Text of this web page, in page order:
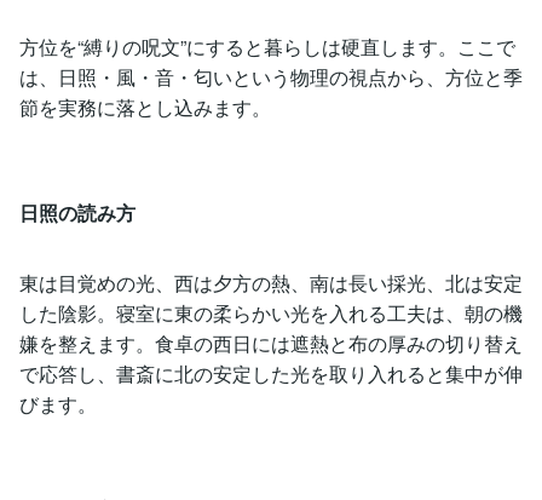
方位を“縛りの呪文”にすると暮らしは硬直します。ここで
は、日照・風・音・匂いという物理の視点から、方位と季
節を実務に落とし込みます。
日照の読み方
東は目覚めの光、西は夕方の熱、南は長い採光、北は安定
した陰影。寝室に東の柔らかい光を入れる工夫は、朝の機
嫌を整えます。食卓の西日には遮熱と布の厚みの切り替え
で応答し、書斎に北の安定した光を取り入れると集中が伸
びます。